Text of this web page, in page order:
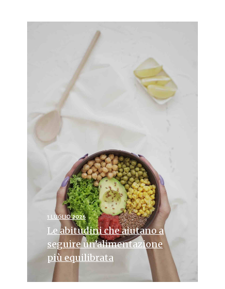
1 LUGLIO 2026
Le abitudini che aiutano a
seguire un’alimentazione
più equilibrata